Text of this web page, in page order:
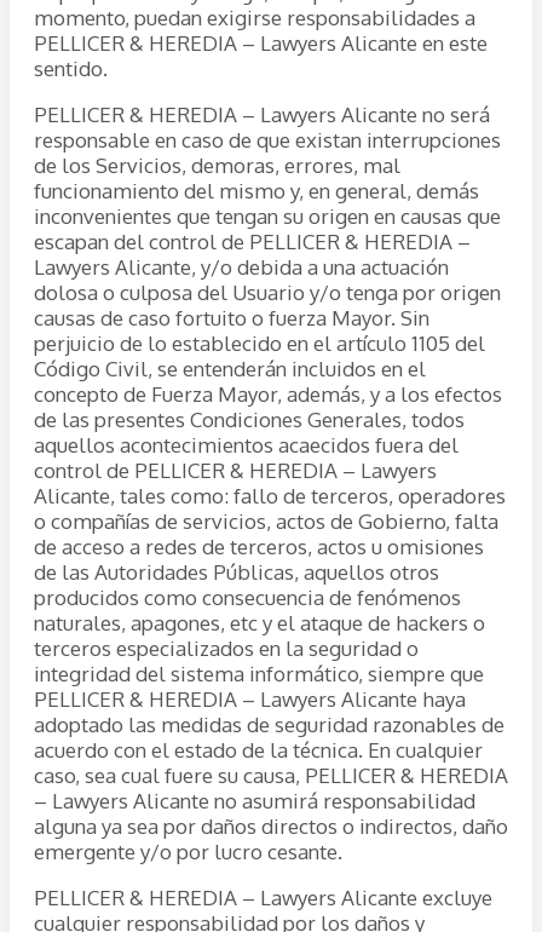
momento, puedan exigirse responsabilidades a
PELLICER & HEREDIA – Lawyers Alicante en este
sentido.
PELLICER & HEREDIA – Lawyers Alicante no será
responsable en caso de que existan interrupciones
de los Servicios, demoras, errores, mal
funcionamiento del mismo y, en general, demás
inconvenientes que tengan su origen en causas que
escapan del control de PELLICER & HEREDIA –
Lawyers Alicante, y/o debida a una actuación
dolosa o culposa del Usuario y/o tenga por origen
causas de caso fortuito o fuerza Mayor. Sin
perjuicio de lo establecido en el artículo 1105 del
Código Civil, se entenderán incluidos en el
concepto de Fuerza Mayor, además, y a los efectos
de las presentes Condiciones Generales, todos
aquellos acontecimientos acaecidos fuera del
control de PELLICER & HEREDIA – Lawyers
Alicante, tales como: fallo de terceros, operadores
o compañías de servicios, actos de Gobierno, falta
de acceso a redes de terceros, actos u omisiones
de las Autoridades Públicas, aquellos otros
producidos como consecuencia de fenómenos
naturales, apagones, etc y el ataque de hackers o
terceros especializados en la seguridad o
integridad del sistema informático, siempre que
PELLICER & HEREDIA – Lawyers Alicante haya
adoptado las medidas de seguridad razonables de
acuerdo con el estado de la técnica. En cualquier
caso, sea cual fuere su causa, PELLICER & HEREDIA
– Lawyers Alicante no asumirá responsabilidad
alguna ya sea por daños directos o indirectos, daño
emergente y/o por lucro cesante.
PELLICER & HEREDIA – Lawyers Alicante excluye
cualquier responsabilidad por los daños y